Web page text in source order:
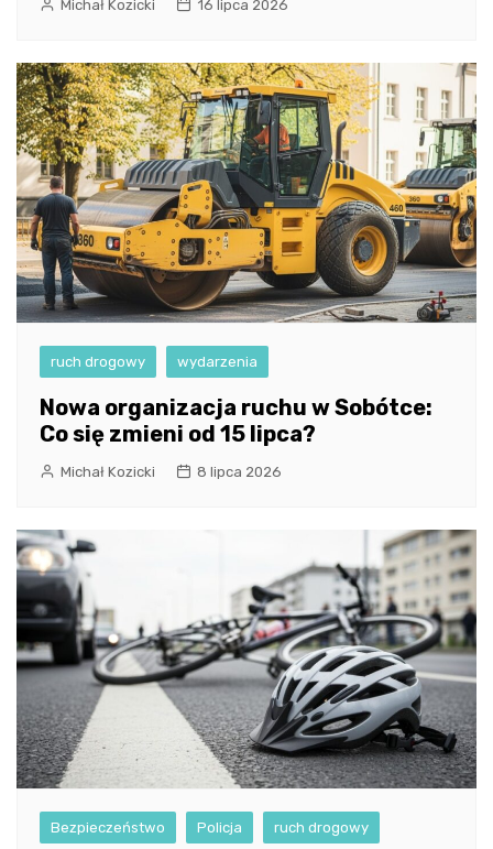
Michał Kozicki 16 lipca 2026
ruch drogowy wydarzenia
Nowa organizacja ruchu w Sobótce:
Co się zmieni od 15 lipca?
Michał Kozicki 8 lipca 2026
Bezpieczeństwo Policja ruch drogowy